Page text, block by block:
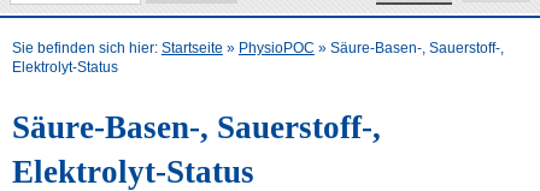
Sie befinden sich hier: Startseite » PhysioPOC » Säure-Basen-, Sauerstoff-,
Elektrolyt-Status
Säure-Basen-, Sauerstoff-,
Elektrolyt-Status